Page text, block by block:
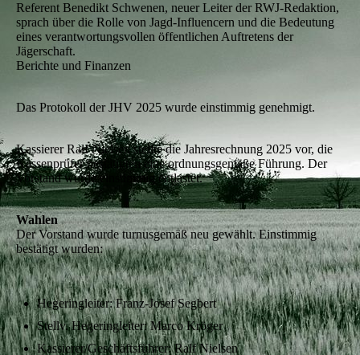
Referent Benedikt Schwenen, neuer Leiter der RWJ‑Redaktion,
sprach über die Rolle von Jagd‑Influencern und die Bedeutung
eines verantwortungsvollen öffentlichen Auftretens der
Jägerschaft.
Berichte und Finanzen
Das Protokoll der JHV 2025 wurde einstimmig genehmigt.
Kassierer Ralf Nielsen stellte die Jahresrechnung 2025 vor, die
Kassenprüfer bestätigten eine ordnungsgemäße Führung. Der
Vorstand wurde einstimmig entlastet.
Wahlen
Der Vorstand wurde turnusgemäß neu gewählt. Einstimmig
bestätigt wurden:
Hegeringleiter: Franz‑Josef Segbert
Stellv. Hegeringleiter: Marco Kröger
Kassierer/Geschäftsführer: Ralf Nielsen